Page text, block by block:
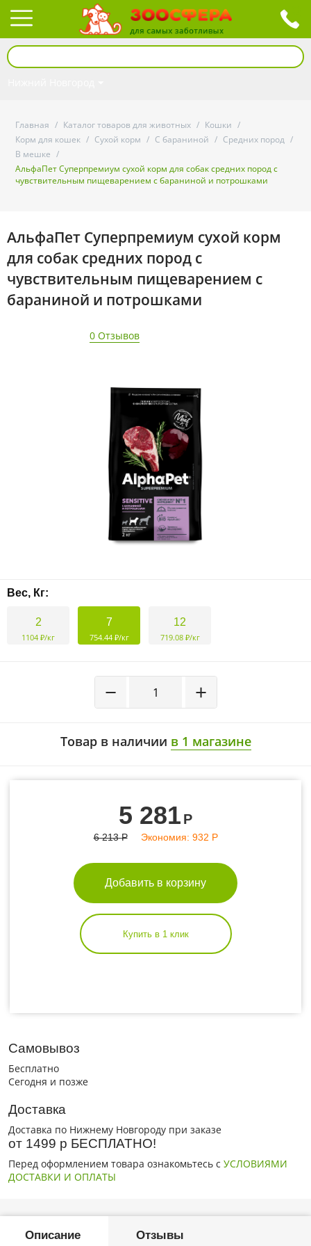
Главная / Каталог товаров для животных / Кошки /
Корм для кошек / Сухой корм / С бараниной / Средних пород /
В мешке /
АльфаПет Суперпремиум сухой корм для собак средних пород с
чувствительным пищеварением с бараниной и потрошками
АльфаПет Суперпремиум сухой корм
для собак средних пород с
чувствительным пищеварением с
бараниной и потрошками
0 Отзывов
Вес, Кг:
2
1104 ₽/кг
7
754.44 ₽/кг
12
719.08 ₽/кг
+
−
Товар в наличии в 1 магазине
5 281 Р
6 213 Р Экономия: 932 Р
Добавить в корзину
Купить в 1 клик
Самовывоз
Бесплатно
Сегодня и позже
Доставка
Доставка по Нижнему Новгороду при заказе
от 1499 р БЕСПЛАТНО!
Перед оформлением товара ознакомьтесь с УСЛОВИЯМИ
ДОСТАВКИ И ОПЛАТЫ
Описание Отзывы